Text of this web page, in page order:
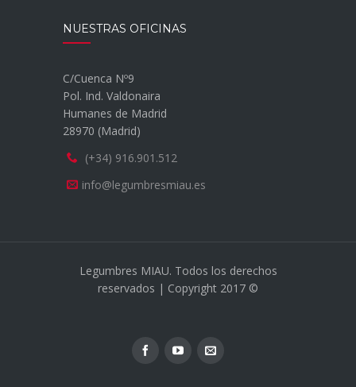
NUESTRAS OFICINAS
C/Cuenca Nº9
Pol. Ind. Valdonaira
Humanes de Madrid
28970 (Madrid)
(+34) 916.901.512
info@legumbresmiau.es
Legumbres MIAU. Todos los derechos
reservados | Copyright 2017 ©